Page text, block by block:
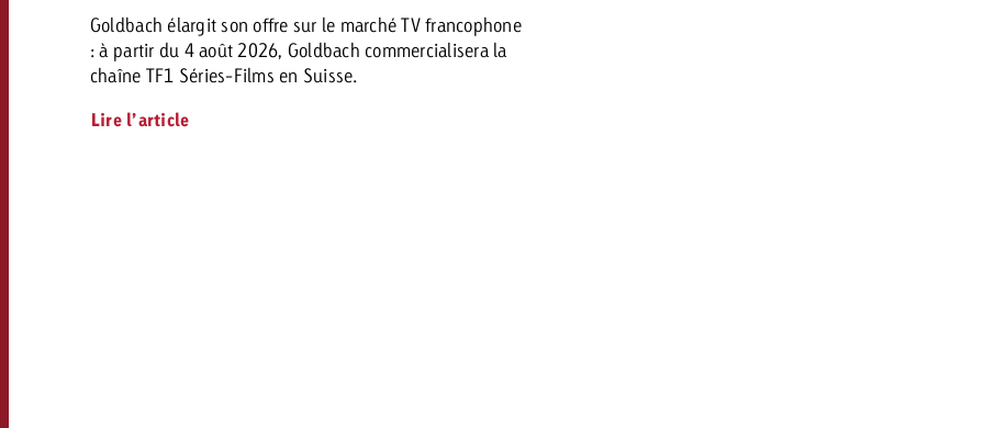
Goldbach élargit son offre sur le marché TV francophone
: à partir du 4 août 2026, Goldbach commercialisera la
chaîne TF1 Séries-Films en Suisse.
Lire l’article